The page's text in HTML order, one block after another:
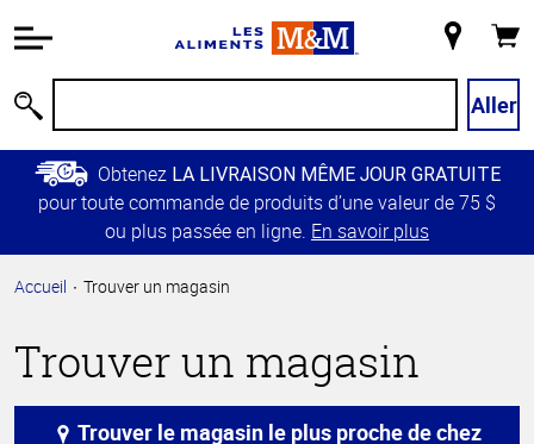
relative à
Passer
contenu
principal
Retour à
principale
magasin
Aller
Obtenez LA LIVRAISON MÊME JOUR GRATUITE
pour toute commande de produits d’une valeur de 75 $
ou plus passée en ligne. En savoir plus
Accueil Trouver un magasin
Trouver un magasin